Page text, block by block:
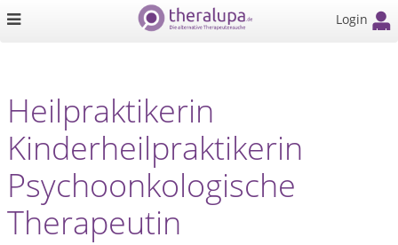
Login
Heilpraktikerin
Kinderheilpraktikerin
Psychoonkologische
Therapeutin